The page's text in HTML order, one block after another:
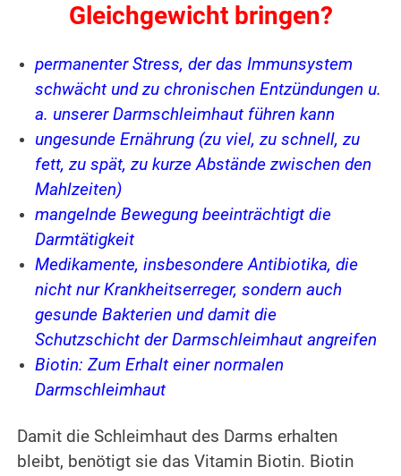
Gleichgewicht bringen?
permanenter Stress, der das Immunsystem
schwächt und zu chronischen Entzündungen u.
a. unserer Darmschleimhaut führen kann
ungesunde Ernährung (zu viel, zu schnell, zu
fett, zu spät, zu kurze Abstände zwischen den
Mahlzeiten)
mangelnde Bewegung beeinträchtigt die
Darmtätigkeit
Medikamente, insbesondere Antibiotika, die
nicht nur Krankheitserreger, sondern auch
gesunde Bakterien und damit die
Schutzschicht der Darmschleimhaut angreifen
Biotin: Zum Erhalt einer normalen
Darmschleimhaut
Damit die Schleimhaut des Darms erhalten
bleibt, benötigt sie das Vitamin Biotin. Biotin